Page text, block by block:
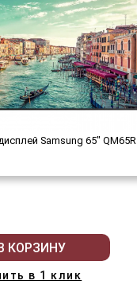
Samsung 65" QM65R
КОРЗИНУ
в 1 клик